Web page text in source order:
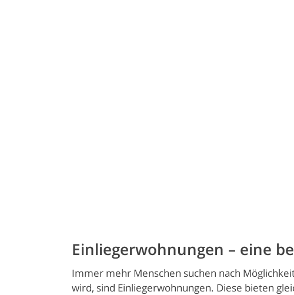
Einliegerwohnungen – eine
Immer mehr Menschen suchen nach
wird, sind Einliegerwohnungen. Diese bieten